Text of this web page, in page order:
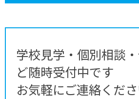
学校見学・個別相談
ど随時受付中です
お気軽にご連絡くだ